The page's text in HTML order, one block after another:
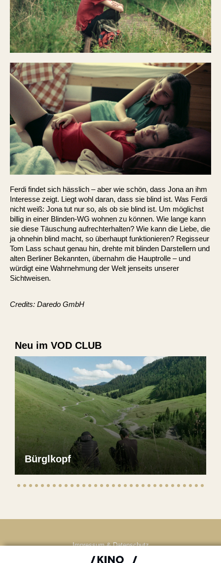
Ferdi findet sich hässlich – aber wie schön, dass Jona an ihm
Interesse zeigt. Liegt wohl daran, dass sie blind ist. Was Ferdi
nicht weiß: Jona tut nur so, als ob sie blind ist. Um möglichst
billig in einer Blinden-WG wohnen zu können. Wie lange kann
sie diese Täuschung aufrechterhalten? Wie kann die Liebe, die
ja ohnehin blind macht, so überhaupt funktionieren? Regisseur
Tom Lass schaut genau hin, drehte mit blinden Darstellern und
alten Berliner Bekannten, übernahm die Hauptrolle – und
würdigt eine Wahrnehmung der Welt jenseits unserer
Sichtweisen.
Credits: Daredo GmbH
Neu im VOD CLUB
Bürglkopf
Impressum & Datenschutz
AGB